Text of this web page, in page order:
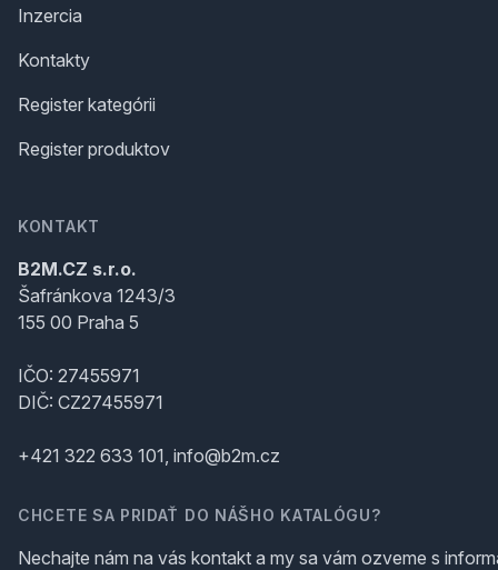
Inzercia
Kontakty
Register kategórii
Register produktov
KONTAKT
B2M.CZ s.r.o.
Šafránkova 1243/3
155 00 Praha 5
IČO: 27455971
DIČ: CZ27455971
+421 322 633 101, info@b2m.cz
CHCETE SA PRIDAŤ DO NÁŠHO KATALÓGU?
Nechajte nám na vás kontakt a my sa vám ozveme s